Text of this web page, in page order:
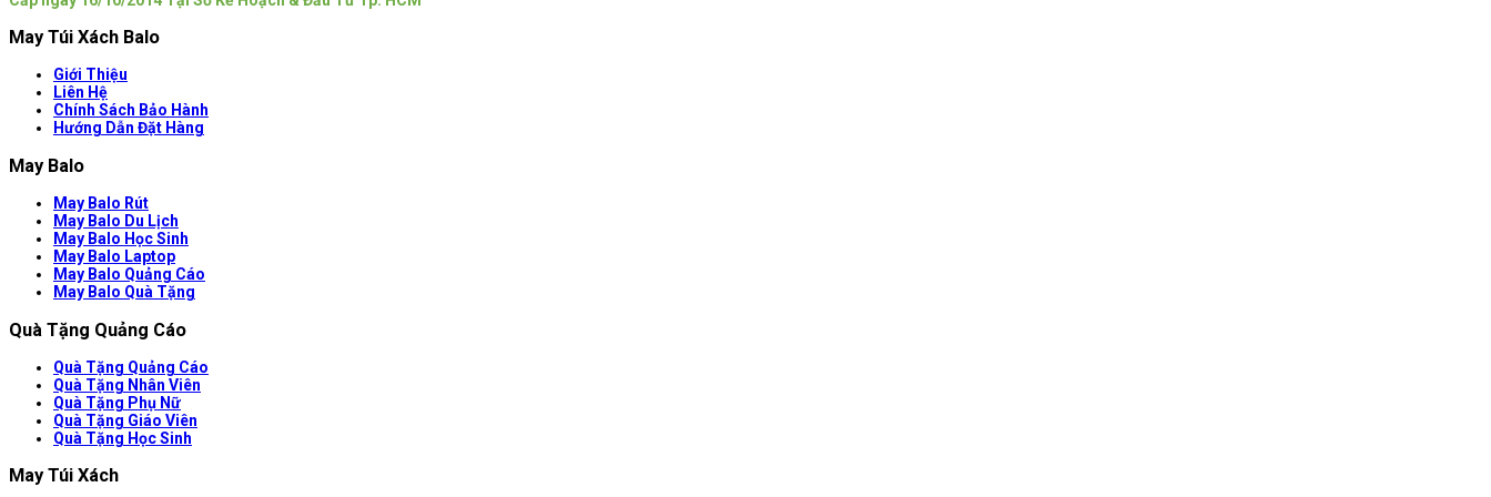
May Túi Xách Balo
Giới Thiệu
Liên Hệ
Chính Sách Bảo Hành
Hướng Dẫn Đặt Hàng
May Balo
May Balo Rút
May Balo Du Lịch
May Balo Học Sinh
May Balo Laptop
May Balo Quảng Cáo
May Balo Quà Tặng
Quà Tặng Quảng Cáo
Quà Tặng Quảng Cáo
Quà Tặng Nhân Viên
Quà Tặng Phụ Nữ
Quà Tặng Giáo Viên
Quà Tặng Học Sinh
May Túi Xách